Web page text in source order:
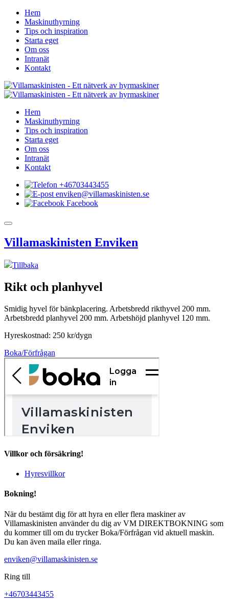
Hem
Maskinuthyrning
Tips och inspiration
Starta eget
Om oss
Intranät
Kontakt
Hem
Maskinuthyrning
Tips och inspiration
Starta eget
Om oss
Intranät
Kontakt
+46703443455
enviken@villamaskinisten.se
Facebook
Villamaskinisten Enviken
Tillbaka
Rikt och planhyvel
Smidig hyvel för bänkplacering. Arbetsbredd rikthyvel 200 mm.
Arbetsbredd planhyvel 200 mm. Arbetshöjd planhyvel 120 mm.
Hyreskostnad: 250 kr/dygn
Boka/Förfrågan
Villkor och försäkring!
Hyresvillkor
Bokning!
När du bestämt dig för att hyra en eller flera maskiner av
Villamaskinisten använder du dig av VM DIREKTBOKNING som
du kommer till om du trycker Boka/Förfrågan vid aktuell maskin.
Du kan även maila eller ringa.
enviken@villamaskinisten.se
Ring till
+46703443455